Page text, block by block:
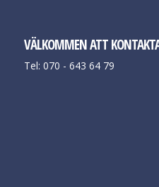
VÄLKOMMEN ATT
Tel: 070 - 643 64 79